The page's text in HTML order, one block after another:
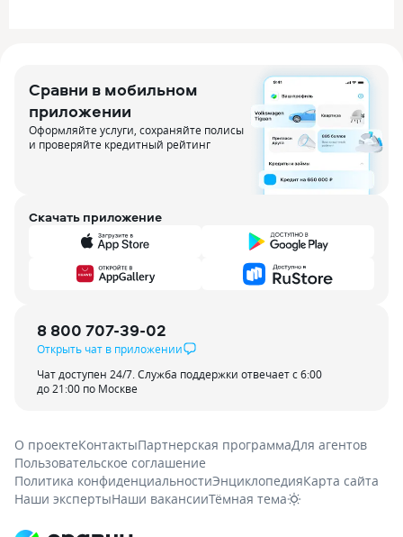
Сравни в мобильном
приложении
Оформляйте услуги, сохраняйте полисы
и проверяйте кредитный рейтинг
Скачать приложение
8 800 707-39-02
Открыть чат в приложении
Чат доступен 24/7. Служба поддержки отвечает с 6:00
до 21:00 по Москве
О проектеКонтактыПартнерская программаДля агентов
Пользовательское соглашение
Политика конфиденциальностиЭнциклопедияКарта сайта
Наши экспертыНаши вакансииТёмная тема